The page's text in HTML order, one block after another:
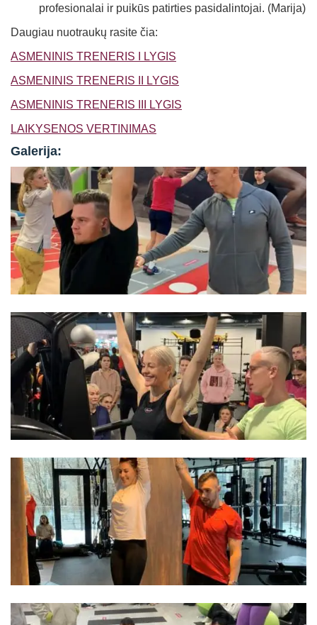
profesionalai ir puikūs patirties pasidalintojai. (Marija)
Daugiau nuotraukų rasite čia:
ASMENINIS TRENERIS I LYGIS
ASMENINIS TRENERIS II LYGIS
ASMENINIS TRENERIS III LYGIS
LAIKYSENOS VERTINIMAS
Galerija: